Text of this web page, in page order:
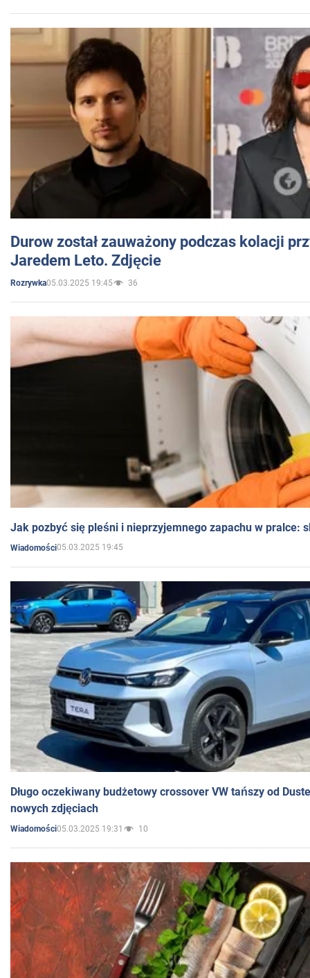
Durow został zauważony podczas kolacji
Jaredem Leto. Zdjęcie
Rozrywka05.03.2025 19:45 36
Jak pozbyć się pleśni i nieprzyjemnego zapachu w pralce:
Wiadomości05.03.2025 19:45
Długo oczekiwany budżetowy crossover VW tańszy od
nowych zdjęciach
Wiadomości05.03.2025 19:31 10